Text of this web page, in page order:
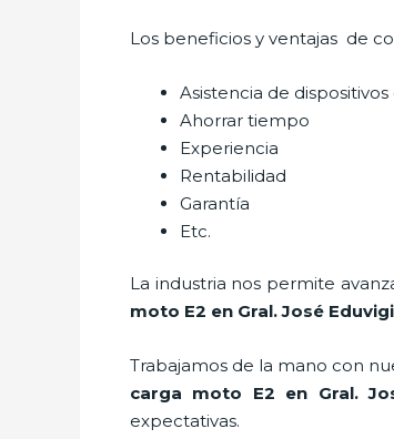
Los beneficios y ventajas de
Asistencia de
Ahorrar tiempo
Experiencia
Rentabilidad
Garantía
Etc.
La industria nos permite
moto E2 en Gral. José
Trabajamos de la mano con
carga moto E2 en Gral.
expectativas.